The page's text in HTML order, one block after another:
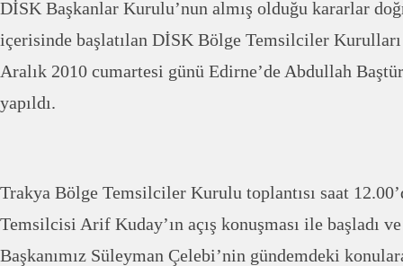
DİSK Başkanlar Kurulu’nun almış olduğu kararlar
içerisinde başlatılan DİSK Bölge Temsilciler
Aralık 2010 cumartesi günü Edirne’de Abdullah
yapıldı.
Trakya Bölge Temsilciler Kurulu toplantısı saat
Temsilcisi Arif Kuday’ın açış konuşması ile başladı
Başkanımız Süleyman Çelebi’nin gündemdeki